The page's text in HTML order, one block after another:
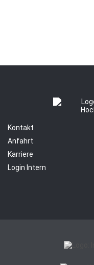
Kontakt
Anfahrt
Karriere
Login Intern